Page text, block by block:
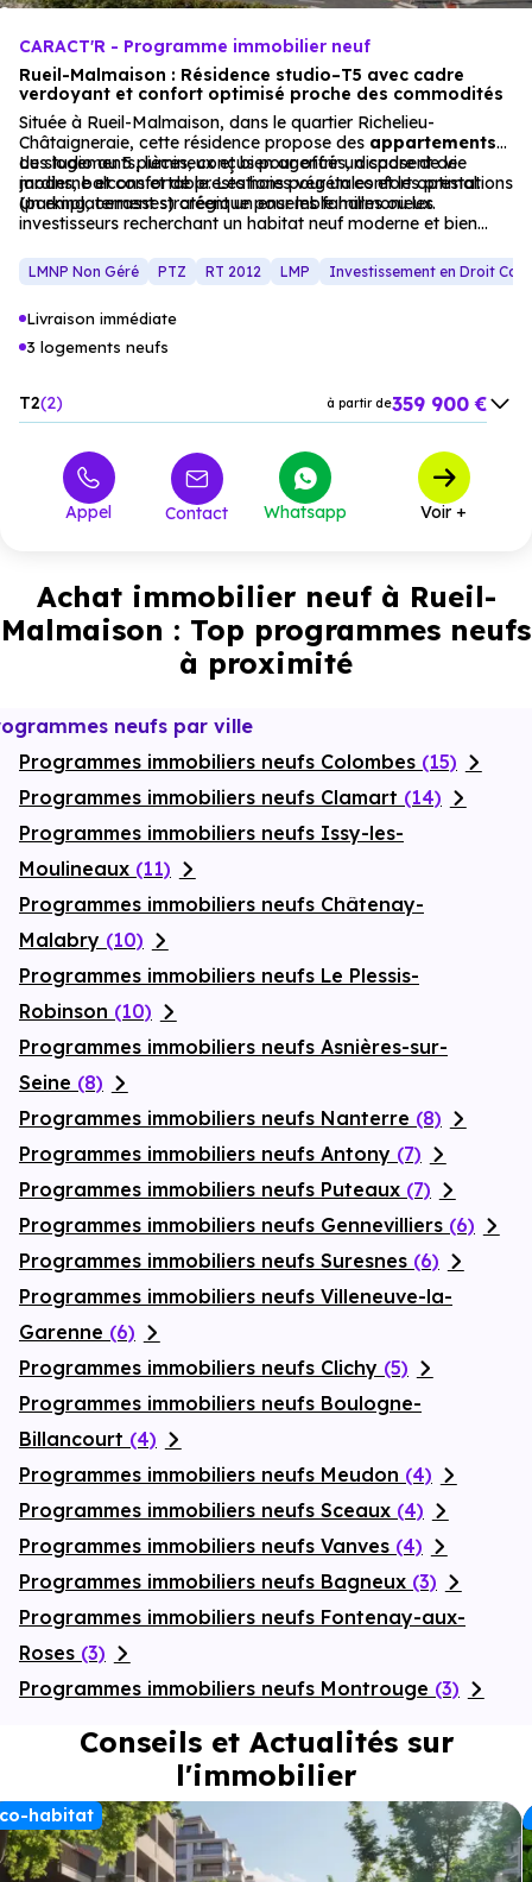
CARACT'R - Programme immobilier neuf
Rueil-Malmaison : Résidence studio–T5 avec cadre
verdoyant et confort optimisé proche des commodités
Située à Rueil-Malmaison, dans le quartier Richelieu-
Châtaigneraie, cette résidence propose des appartements
du studio au 5 pièces, conçus pour offrir un cadre de vie
moderne et confortable. Les haies végétales et les prestations
(parking, terrasses) créent un ensemble harmonieux.
Les logements, lumineux et bien agencés, disposent de
jardins, balcons et de prestations pour un confort optimal.
Un emplacement stratégique pour les familles ou les
investisseurs recherchant un habitat neuf moderne et bien
LMNP Non Géré PTZ RT 2012 LMP Investissement en Droit
Livraison immédiate
3 logements neufs
T2 2 à partir de359 900 €
Appel Contact Whatsapp Voir +
Achat immobilier neuf à Rueil-
Malmaison : Top programmes neufs
à proximité
neufs par ville
Programmes immobiliers neufs Colombes (15)
Programmes immobiliers neufs Clamart (14)
Programmes immobiliers neufs Issy-les-
Moulineaux (11)
Programmes immobiliers neufs Châtenay-
Malabry (10)
Programmes immobiliers neufs Le Plessis-
Robinson (10)
Programmes immobiliers neufs Asnières-sur-
Seine (8)
Programmes immobiliers neufs Nanterre (8)
Programmes immobiliers neufs Antony (7)
Programmes immobiliers neufs Puteaux (7)
Programmes immobiliers neufs Gennevilliers (6)
Programmes immobiliers neufs Suresnes (6)
Programmes immobiliers neufs Villeneuve-la-
Garenne (6)
Programmes immobiliers neufs Clichy (5)
Programmes immobiliers neufs Boulogne-
Billancourt (4)
Programmes immobiliers neufs Meudon (4)
Programmes immobiliers neufs Sceaux (4)
Programmes immobiliers neufs Vanves (4)
Programmes immobiliers neufs Bagneux (3)
Programmes immobiliers neufs Fontenay-aux-
Roses (3)
Programmes immobiliers neufs Montrouge (3)
Conseils et Actualités sur
l'immobilier
habitat